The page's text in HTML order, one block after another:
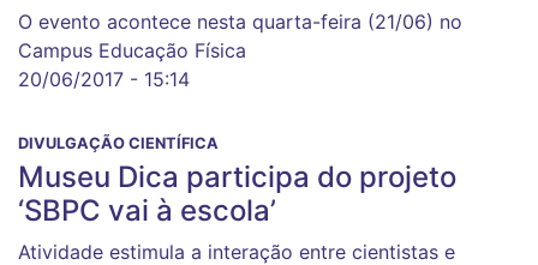
O evento acontece nesta quarta-feira (21/06) no
Campus Educação Física
20/06/2017 - 15:14
DIVULGAÇÃO CIENTÍFICA
Museu Dica participa do projeto
‘SBPC vai à escola’
Atividade estimula a interação entre cientistas e